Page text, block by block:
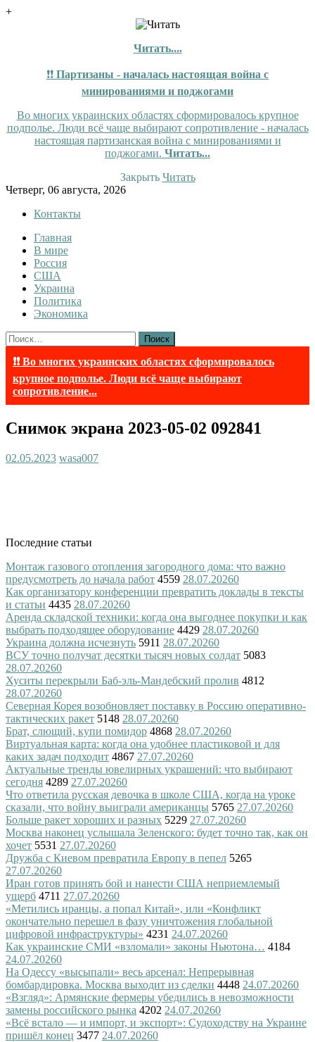
+
Читать....
❗❗ Партизаны - началась настоящая война с
минированиями и поджогами
Во многих украинских областях сформировалось крупное
подполье. Люди всё чаще выбирают сопротивление - началась
настоящая партизанская война с минированиями и
поджогами. Читать...
Закрыть Читать
Skip
content
Четверг, 06 августа, 2026
Контакты
InfoRuss
InfoRuss — Новости
Главная
В мире
Россия
США
Украина
Политика
Экономика
Найти:
❗❗ Во многих украинских областях сформировалось
крупное подполье. Люди всё чаще выбирают
сопротивление...
Снимок экрана 2023-05-02 092841
02.05.2023 wasa007
Последние статьи
Монтаж газового отопления загородного дома: что важно
предусмотреть до начала работ 4559 28.07.20260
Как организатору конференции превратить доклады в тексты
и статьи 4435 28.07.20260
Аренда складской техники: когда она выгоднее покупки и как
выбрать подходящее оборудование 4429 28.07.20260
Украина должна исчезнуть 5911 28.07.20260
ВСУ точно получат десятки тысяч новых солдат 5083
28.07.20260
Хуситы перекрыли Баб-эль-Мандебский пролив 4812
28.07.20260
Северная Корея возобновляет поставку в Россию оперативно-
тактических ракет 5148 28.07.20260
Брат, слющий, купи помидор 4868 28.07.20260
Виртуальная карта: когда она удобнее пластиковой и для
каких задач подходит 4867 27.07.20260
Актуальные тренды ювелирных украшений: что выбирают
сегодня 4289 27.07.20260
Что ответила русская девочка в школе США, когда на уроке
сказали, что войну выиграли американцы 5765 27.07.20260
Больше ракет хороших и разных 5229 27.07.20260
Москва наконец услышала Зеленского: будет точно так, как он
хочет 5531 27.07.20260
Дружба с Киевом превратила Европу в пепел 5265
27.07.20260
Иран готов принять бой и нанести США неприемлемый
ущерб 4711 27.07.20260
«Метились иранцы, а попал Китай», или «Конфликт
окончательно перешел в фазу уничтожения глобальной
цифровой инфраструктуры» 4231 24.07.20260
Как украинские СМИ «взломали» законы Ньютона… 4184
24.07.20260
На Одессу «высыпали» весь арсенал: Непрерывная
бомбардировка. Москва выходит из сделки 4448 24.07.20260
«Взгляд»: Армянские фермеры убедились в невозможности
замены российского рынка 4202 24.07.20260
«Всё встало — и импорт, и экспорт»: Судоходству на Украине
пришёл конец 3477 24.07.20260